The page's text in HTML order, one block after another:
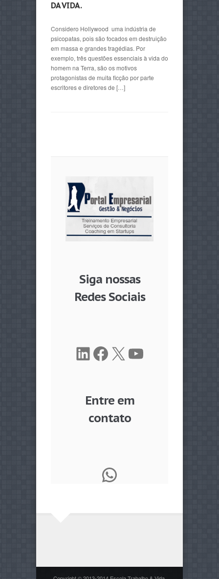
DA VIDA.
Considero Hollywood uma indústria de
psicopatas, pois são focados em destruição
em massa e grandes tragédias. Por
exemplo, três questões essenciais à vida do
homem na Terra, são os motivos
protagonistas de muita ficção por parte
escritores e diretores de […]
Siga nossas
Redes Sociais
LinkedIn
Facebook
X Youtube
Entre em
contato
WhatsApp